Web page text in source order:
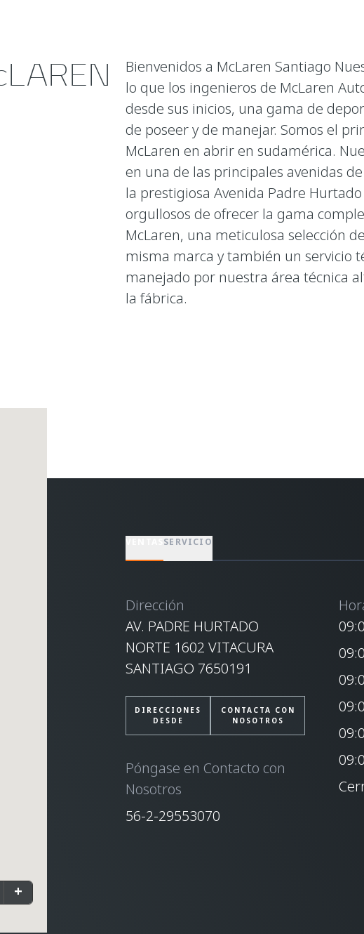
Bienvenidos a McLaren Santiago
lo que los ingenieros de McLaren
desde sus inicios, una gama de
de poseer y de manejar. Somos el
McLaren en abrir en sudamérica.
en una de las principales avenidas
la prestigiosa Avenida Padre
orgullosos de ofrecer la gama
McLaren, una meticulosa selección
misma marca y también un servicio
manejado por nuestra área técnica
la fábrica.
+
SERVICIO
Dirección
AV. PADRE HURTADO
NORTE 1602 VITACURA
SANTIAGO 7650191
DIRECCIONES
DESDE
CONTACTA CON
NOSOTROS
Póngase en Contacto con
Nosotros
56-2-29553070